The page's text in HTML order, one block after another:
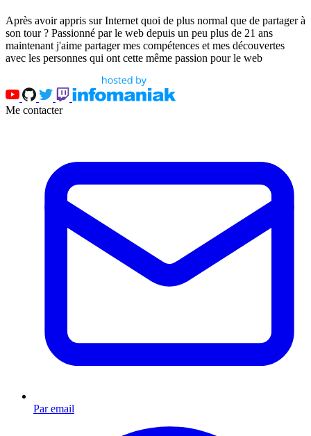
Après avoir appris sur Internet quoi de plus normal que de partager à
son tour ? Passionné par le web depuis un peu plus de 21 ans
maintenant j'aime partager mes compétences et mes découvertes
avec les personnes qui ont cette même passion pour le web
Me contacter
Par email